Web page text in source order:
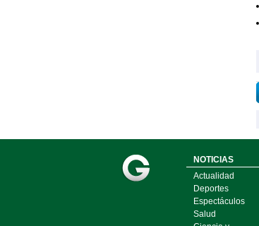
NOTICIAS
Actualidad
Deportes
Espectáculos
Salud